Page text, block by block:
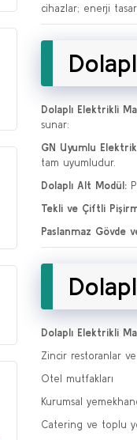
cihazlar; enerji
Dolaplı Elektrikli
sunar:
GN Uyumlu
tam uyumludur.
Dolaplı Alt Modül:
Tekli ve Çiftli
Paslanmaz Gövde
Dolaplı Elektrikli
Zincir restoranlar
Otel mutfakları
Kurumsal
Catering ve toplu